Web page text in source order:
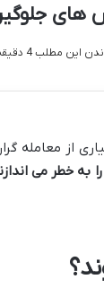
این مطلب 4 دقیقه زمان میبرد
از معامله
به خطر می